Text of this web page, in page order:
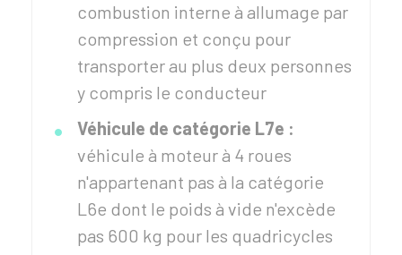
combustion interne à allumage par
compression et conçu pour
transporter au plus deux personnes
y compris le conducteur
Véhicule de catégorie L7e :
véhicule à moteur à 4 roues
n'appartenant pas à la catégorie
L6e dont le poids à vide n'excède
pas 600 kg pour les quadricycles